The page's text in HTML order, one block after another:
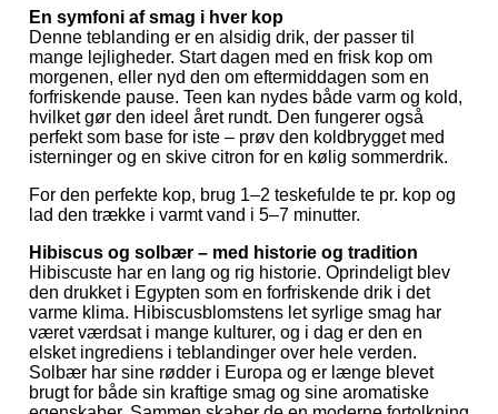
En symfoni af smag i hver kop
Denne teblanding er en alsidig drik, der passer til
mange lejligheder. Start dagen med en frisk kop om
morgenen, eller nyd den om eftermiddagen som en
forfriskende pause. Teen kan nydes både varm og kold,
hvilket gør den ideel året rundt. Den fungerer også
perfekt som base for iste – prøv den koldbrygget med
isterninger og en skive citron for en kølig sommerdrik.
For den perfekte kop, brug 1–2 teskefulde te pr. kop og
lad den trække i varmt vand i 5–7 minutter.
Hibiscus og solbær – med historie og tradition
Hibiscuste har en lang og rig historie. Oprindeligt blev
den drukket i Egypten som en forfriskende drik i det
varme klima. Hibiscusblomstens let syrlige smag har
været værdsat i mange kulturer, og i dag er den en
elsket ingrediens i teblandinger over hele verden.
Solbær har sine rødder i Europa og er længe blevet
brugt for både sin kraftige smag og sine aromatiske